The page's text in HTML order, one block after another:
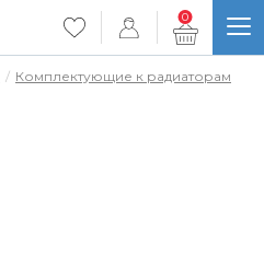
0
Комплектующие к радиаторам